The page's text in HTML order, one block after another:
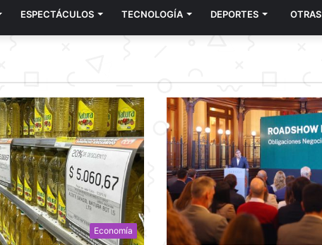
ESPECTÁCULOS TECNOLOGÍA DEPORTES OTRAS
Economía